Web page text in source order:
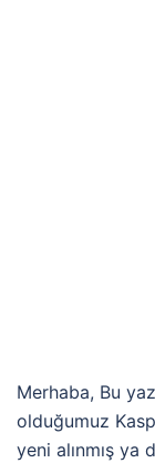
Merhaba, Bu
olduğumuz
yeni alınmış ya